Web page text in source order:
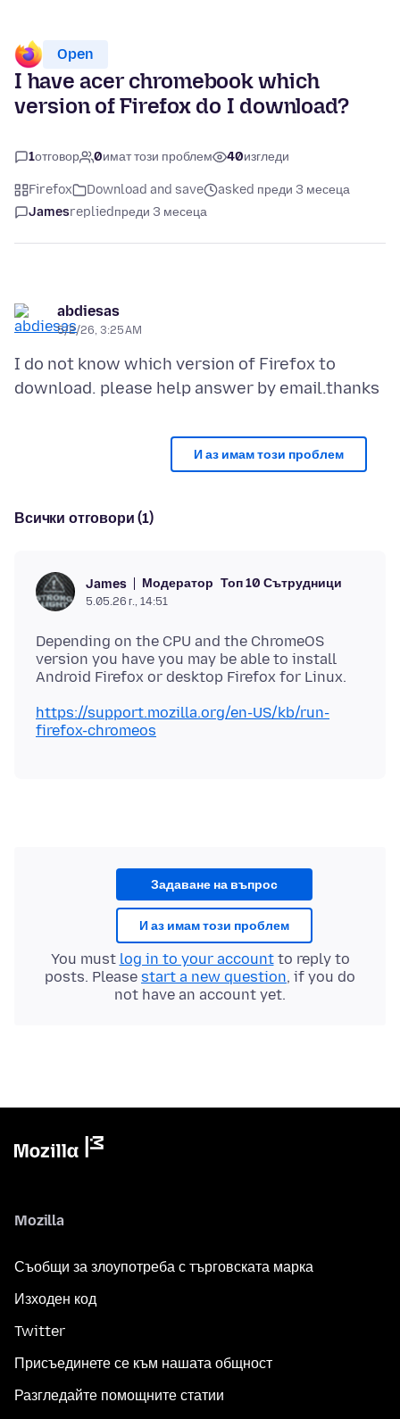
Open
I have acer chromebook which
version of Firefox do I download?
1отговор 0имат този проблем 40изгледи
Firefox Download and save
asked преди 3 месеца
Jamesrepliedпреди 3 месеца
abdiesas
5/2/26, 3:25 AM
I do not know which version of Firefox to
И аз имам този проблем
Всички отговори (1)
James Модератор Топ 10 Сътрудници
5.05.26 г., 14:51
Depending on the CPU and the ChromeOS
version you have you may be able to install
https://support.mozilla.org/en-US/kb/run-
firefox-chromeos
Задаване на въпрос
И аз имам този проблем
You must log in to your accountto reply to
posts. Please start a new question, if you do
not have an account yet.
Mozilla
Съобщи за злоупотреба с търговската марка
Изходен код
Twitter
Присъединете се към нашата общност
Разгледайте помощните статии